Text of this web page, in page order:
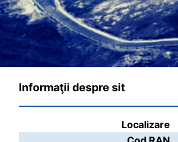
Informaţii despre sit
Localizare